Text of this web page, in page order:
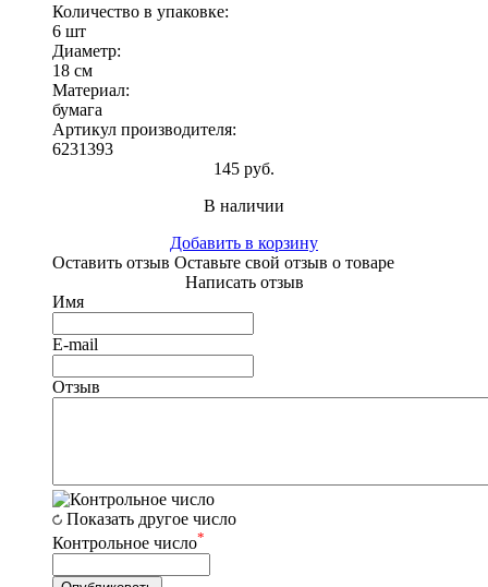
Количество в упаковке:
6 шт
Диаметр:
18 см
Материал:
бумага
Артикул производителя:
6231393
145 руб.
В наличии
Добавить в корзину
Оставить отзыв Оставьте свой отзыв о товаре
Написать отзыв
Имя
E-mail
Отзыв
Показать другое число
Контрольное число*